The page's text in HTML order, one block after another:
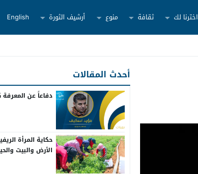
اخترنا لك ثقافة منوع أرشيف الثورة English
أحدث المقالات
دفاعاً عن المعرفة
حكاية المرأة
الأرض والبيت